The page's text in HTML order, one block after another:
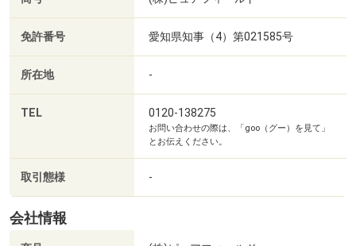
知らせがいち早くございます。
人気エリアや相場よりもお値打ち物件は動きが活発の為、
どこよりも早く最新のお得情報のご提案が可能です。
④多くの地元女性スタッフが活躍！
【お値打ちなスーパー・学校情報・地域の事・交通機関
等】地域に住まないと分からない情報を主婦目線でご提
⑤ お子様連れの方も安心！大型キッズスペース有♪沢山の
過ごいただけます。
免許番号 愛知県知事（4）第021585号
所在地 -
TEL 0120-138275
お問い合わせの際は、「goo（グー）を見て」
とお伝えください。
取引態様 -
会社情報